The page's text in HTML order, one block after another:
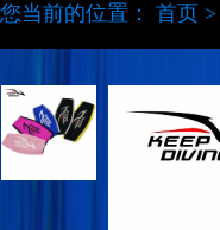
您当前的位置： 首页 >